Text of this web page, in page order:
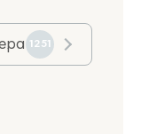
1251